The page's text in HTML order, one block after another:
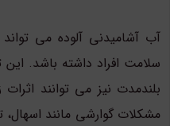
آب آشامیدنی آلوده می
سلامت افراد داشته باشد. این
بلندمدت نیز می توانند
مشکلات گوارشی مانند